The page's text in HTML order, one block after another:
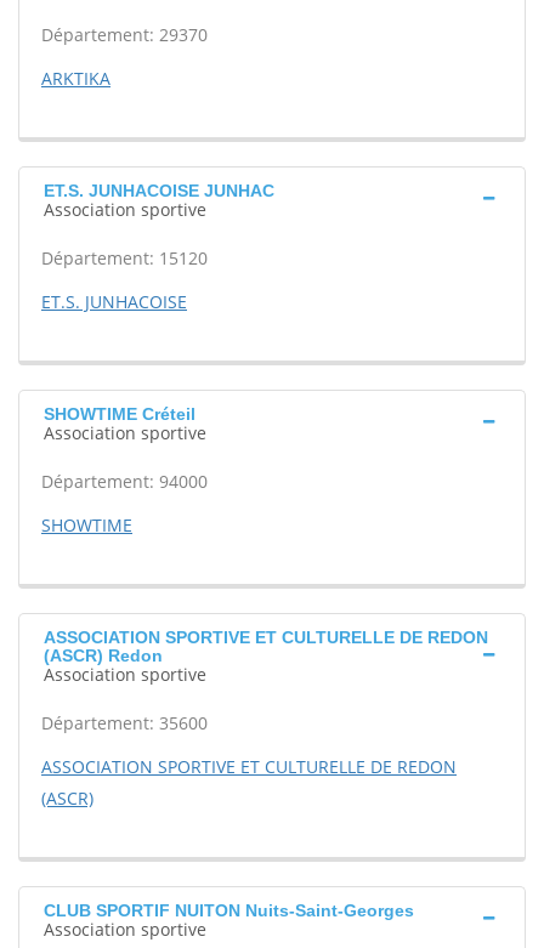
Département: 29370
ARKTIKA
ET.S. JUNHACOISE JUNHAC
Association sportive
Département: 15120
ET.S. JUNHACOISE
SHOWTIME Créteil
Association sportive
Département: 94000
SHOWTIME
ASSOCIATION SPORTIVE ET CULTURELLE DE REDON
(ASCR) Redon
Association sportive
Département: 35600
ASSOCIATION SPORTIVE ET CULTURELLE DE REDON
(ASCR)
CLUB SPORTIF NUITON Nuits-Saint-Georges
Association sportive